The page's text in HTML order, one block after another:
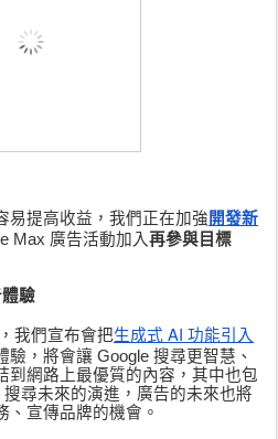
易提高收益，我們正在加強開發新
Max 廣告活動加入再參與目標
驗
我們宣布會把生成式 AI 功能引入
驗，將會讓 Google 搜尋更智慧、
到網路上最優質的內容，其中也包
尋未來的演進，廣告的未來也將
、宣傳品牌的機會。